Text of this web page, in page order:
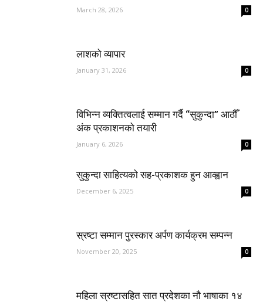
March 28, 2026 0
लाशको व्यापार
January 31, 2026 0
विभिन्न व्यक्तित्वलाई सम्मान गर्दै “सुकुन्दा” आठौँ
अंक प्रकाशनको तयारी
January 6, 2026 0
सुकुन्दा साहित्यकाे सह-प्रकाशक हुन आव्ह्वान
December 6, 2025 0
स्रष्टा सम्मान पुरस्कार अर्पण कार्यक्रम सम्पन्न
November 20, 2025 0
महिला स्रष्टासहित सात प्रदेशका नौ भाषाका १४